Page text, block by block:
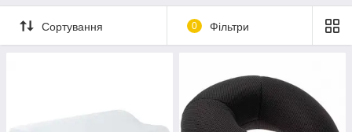
Сортування 0 Фільтри